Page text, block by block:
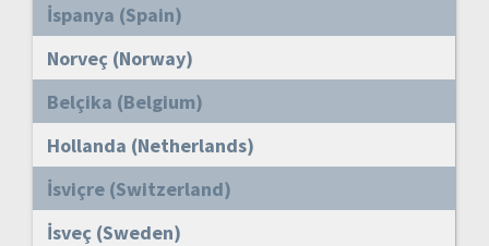
İspanya (Spain)
Norveç (Norway)
Belçika (Belgium)
Hollanda (Netherlands)
İsviçre (Switzerland)
İsveç (Sweden)